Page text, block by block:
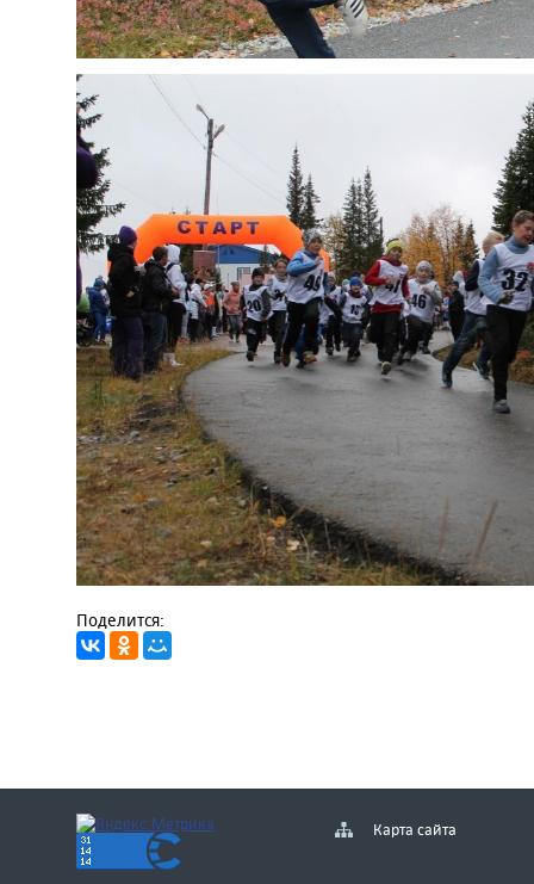
Поделится:
Карта сайта